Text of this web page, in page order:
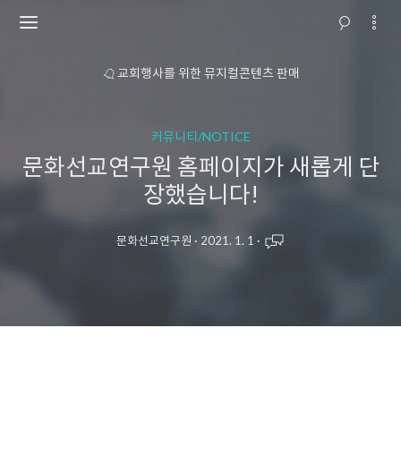
교회행사를 위한 뮤지컬콘텐츠 판매
커뮤니티/NOTICE
문화선교연구원 홈페이지가 새롭게 단
장했습니다!
문화선교연구원 · 2021. 1. 1 ·